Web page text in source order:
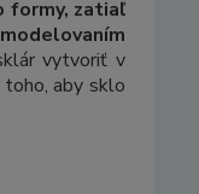
formy, zatiaľ
vytvoriť v
aby sklo